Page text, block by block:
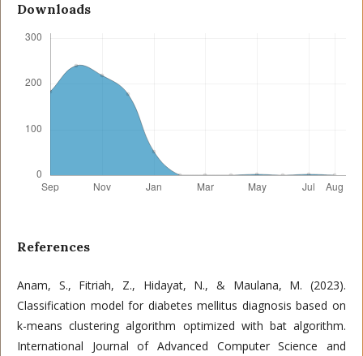
Downloads
References
Anam, S., Fitriah, Z., Hidayat, N., & Maulana, M. (2023).
Classification model for diabetes mellitus diagnosis based on
k-means clustering algorithm optimized with bat algorithm.
International Journal of Advanced Computer Science and